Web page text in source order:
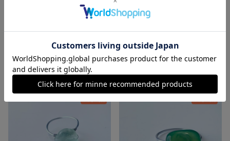
天然石のワイヤーリング💍
650円
天然石のワイヤーリング💍
650円